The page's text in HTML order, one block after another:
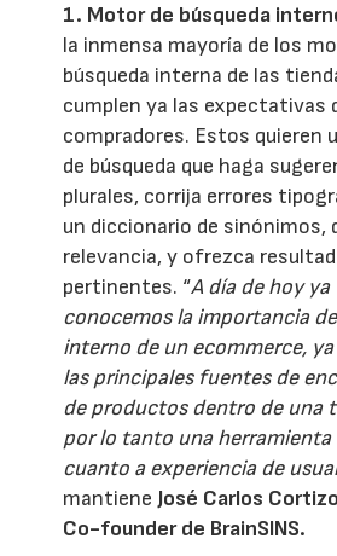
1. Motor de búsqueda
la inmensa mayoría de los
búsqueda interna de las
cumplen ya las expectativas
compradores. Estos quieren
de búsqueda que haga
plurales, corrija errores
un diccionario de sinónimos,
relevancia, y ofrezca
pertinentes. “A día de hoy
conocemos la importancia
interno de un ecommerce,
las principales fuentes de
de productos dentro de una
por lo tanto una
cuanto a experiencia de
mantiene José Carlos
Co-founder de BrainSINS.